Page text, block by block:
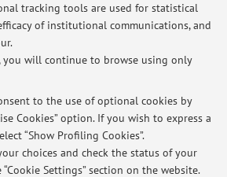
tracking tools are used for statistical
of institutional communications, and
you will continue to browse using only
to the use of optional cookies by
Cookies” option. If you wish to express a
“Show Profiling Cookies”.
choices and check the status of your
Settings” section on the website.
di Pedagogia Speciale, della marginalità e
2024/25
di Metodologie e strumenti di intervento
della Marginalità e della Devianza